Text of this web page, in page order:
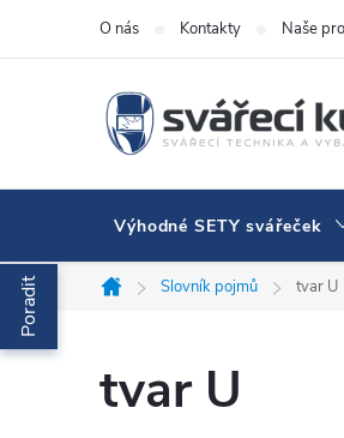
Přejít na obsahO nás Kontakty Naše
Výhodné SETY svářeček
Domů
Slovník pojmů tvar U
tvar U
Poradit